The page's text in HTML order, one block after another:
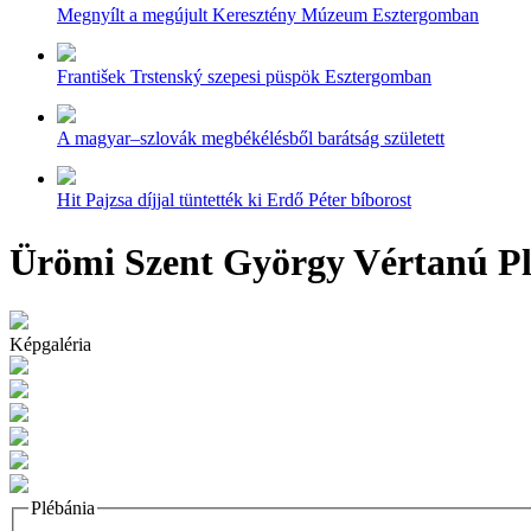
Megnyílt a megújult Keresztény Múzeum Esztergomban
František Trstenský szepesi püspök Esztergomban
A magyar–szlovák megbékélésből barátság született
Hit Pajzsa díjjal tüntették ki Erdő Péter bíborost
Ürömi Szent György Vértanú
Képgaléria
Plébánia